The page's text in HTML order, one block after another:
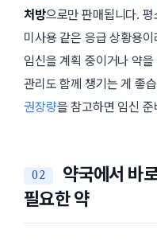
처방으로만 판매됩니다.
미사용 같은 응급 상황용
임신을 계획 중이거나 약
관리도 함께 챙기는 게 좋
권장량을 참고하면 임신
약국에서 바
필요한 약